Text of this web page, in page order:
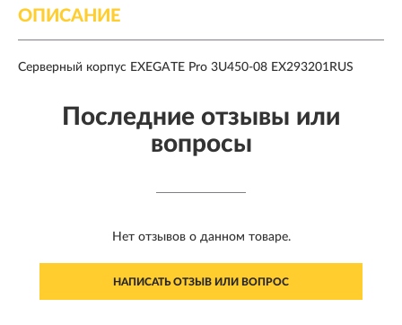
ОПИСАНИЕ
Серверный корпус EXEGATE Pro 3U450-08 EX293201RUS
Последние отзывы или
вопросы
Нет отзывов о данном товаре.
НАПИСАТЬ ОТЗЫВ ИЛИ ВОПРОС